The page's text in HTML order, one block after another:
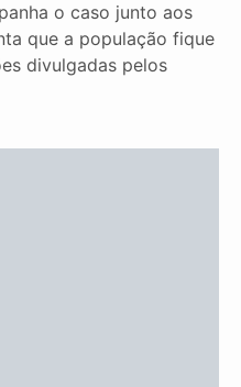
o caso junto aos
que a população fique
divulgadas pelos